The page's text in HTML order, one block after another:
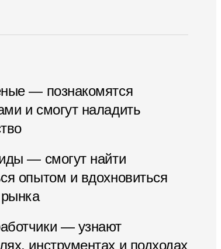
— познакомятся
и смогут наладить
— смогут найти
опытом и вдохновиться
— узнают
инструментах и подходах